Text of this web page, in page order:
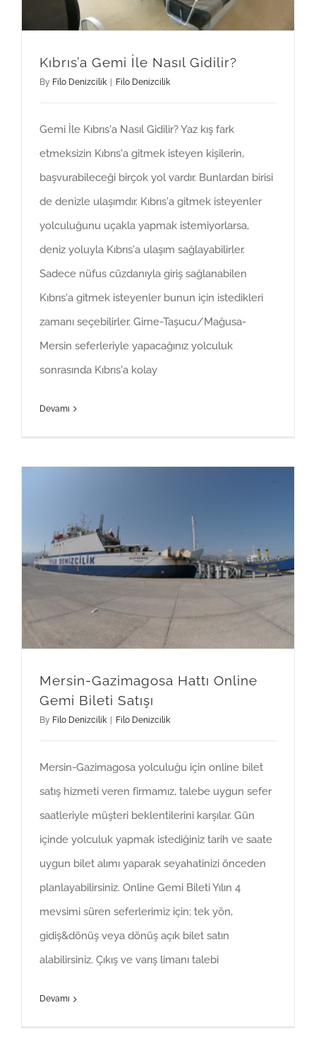
Kıbrıs’a Gemi İle Nasıl Gidilir?
By Filo Denizcilik Filo Denizcilik
Gemi İle Kıbrıs'a Nasıl Gidilir? Yaz kış fark
etmeksizin Kıbrıs'a gitmek isteyen kişilerin,
başvurabileceği birçok yol vardır. Bunlardan birisi
de denizle ulaşımdır. Kıbrıs'a gitmek isteyenler
yolculuğunu uçakla yapmak istemiyorlarsa,
deniz yoluyla Kıbrıs'a ulaşım sağlayabilirler.
Sadece nüfus cüzdanıyla giriş sağlanabilen
Kıbrıs'a gitmek isteyenler bunun için istedikleri
zamanı seçebilirler. Girne-Taşucu/Mağusa-
Mersin seferleriyle yapacağınız yolculuk
sonrasında Kıbrıs'a kolay
Devamı
Mersin-Gazimagosa Hattı Online
Gemi Bileti Satışı
By Filo Denizcilik Filo Denizcilik
Mersin-Gazimagosa yolculuğu için online bilet
satış hizmeti veren firmamız, talebe uygun sefer
saatleriyle müşteri beklentilerini karşılar. Gün
içinde yolculuk yapmak istediğiniz tarih ve saate
uygun bilet alımı yaparak seyahatinizi önceden
planlayabilirsiniz. Online Gemi Bileti Yılın 4
mevsimi süren seferlerimiz için; tek yön,
gidiş&dönüş veya dönüş açık bilet satın
alabilirsiniz. Çıkış ve varış limanı talebi
Devamı